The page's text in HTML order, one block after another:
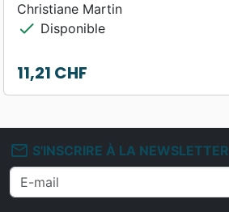
Christiane Martin
check Disponible
Prix
11,21 CHF
mail_outline S'INSCRIRE À LA NEWSLETTER